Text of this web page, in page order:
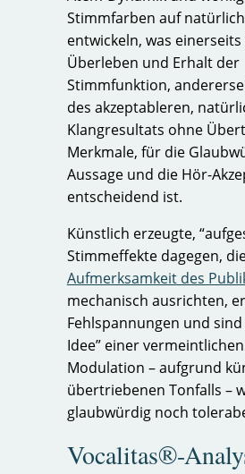
Stimmfarben auf
entwickeln, was
Überleben und Erhalt der
Stimmfunktion,
des akzeptableren,
Klangresultats ohne
Merkmale, für die
Aussage und die Hör-
entscheidend ist.
Künstlich erzeugte,
Stimmeffekte dagegen,
Aufmerksamkeit des
mechanisch ausrichten,
Fehlspannungen und sind
Idee” einer
Modulation – aufgrund
übertriebenen Tonfalls –
glaubwürdig noch
Vocalitas®-